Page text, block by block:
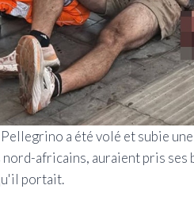
a été volé et subie
africains, auraient pris ses
portait.